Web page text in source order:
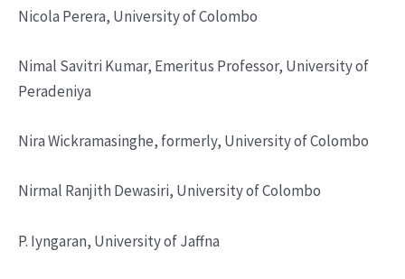
Nicola Perera, University of Colombo
Nimal Savitri Kumar, Emeritus Professor, University of
Peradeniya
Nira Wickramasinghe, formerly, University of Colombo
Nirmal Ranjith Dewasiri, University of Colombo
P. Iyngaran, University of Jaffna